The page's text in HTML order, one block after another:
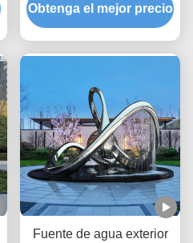
jardín al aire libre
personalizable para
comerciales
Obtenga el mejor precio
Fuente de agua exterior